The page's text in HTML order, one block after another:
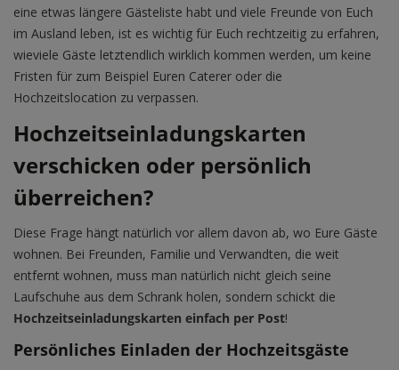
eine etwas längere Gästeliste habt und viele Freunde von Euch
im Ausland leben, ist es wichtig für Euch rechtzeitig zu erfahren,
wieviele Gäste letztendlich wirklich kommen werden, um keine
Fristen für zum Beispiel Euren Caterer oder die
Hochzeitslocation zu verpassen.
Hochzeitseinladungskarten
verschicken oder persönlich
überreichen?
Diese Frage hängt natürlich vor allem davon ab, wo Eure Gäste
wohnen. Bei Freunden, Familie und Verwandten, die weit
entfernt wohnen, muss man natürlich nicht gleich seine
Laufschuhe aus dem Schrank holen, sondern schickt die
Hochzeitseinladungskarten einfach per Post!
Persönliches Einladen der Hochzeitsgäste